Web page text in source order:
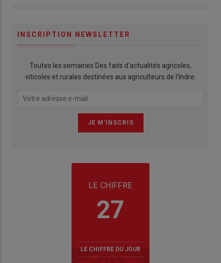
INSCRIPTION NEWSLETTER
Toutes les semaines Des faits d'actualités agricoles,
viticoles et rurales destinées aux agriculteurs de l'Indre.
LE CHIFFRE
27
LE CHIFFRE DU JOUR